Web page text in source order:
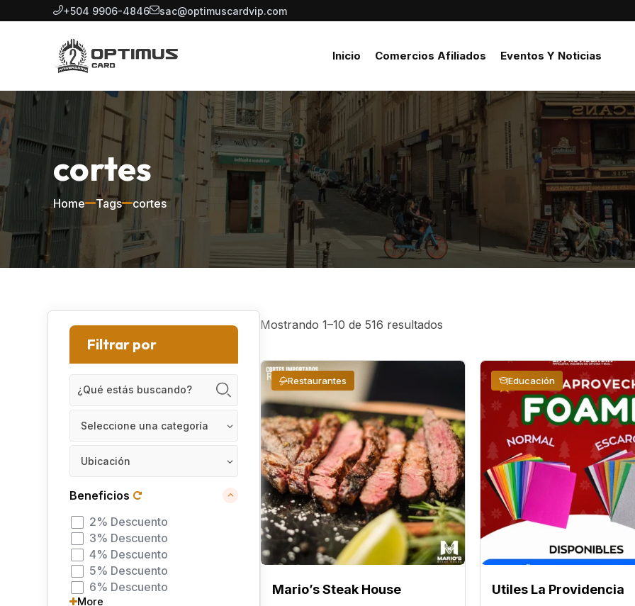
+504 9906-4846 sac@optimuscardvip.com
Inicio Comercios Afiliados Eventos Y Noticias
cortes
Home Tags cortes
Mostrando 1–10 de 516 resultados
Mario’s Steak House
Restaurantes
Utiles La Providencia
Educación
Filtrar por
Seleccione una categoría
Ubicación
Beneficios
2% Descuento
3% Descuento
4% Descuento
5% Descuento
6% Descuento
More